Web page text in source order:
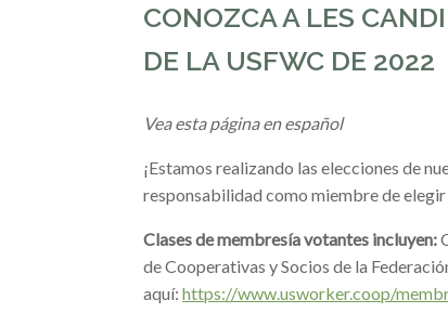
CONOZCA A LES
DE LA USFWC DE 2022
Vea esta página en español
¡Estamos realizando las elecciones de
responsabilidad como miembre de
Clases de membresía votantes incluyen:
de Cooperativas y Socios de la
aquí: https://www.usworker.coop/